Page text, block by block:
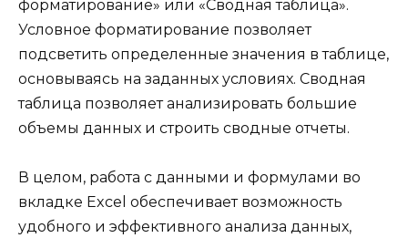
форматирование» или «Сводная таблица».
Условное форматирование позволяет
подсветить определенные значения в таблице,
основываясь на заданных условиях. Сводная
таблица позволяет анализировать большие
объемы данных и строить сводные отчеты.
В целом, работа с данными и формулами во
вкладке Excel обеспечивает возможность
удобного и эффективного анализа данных,